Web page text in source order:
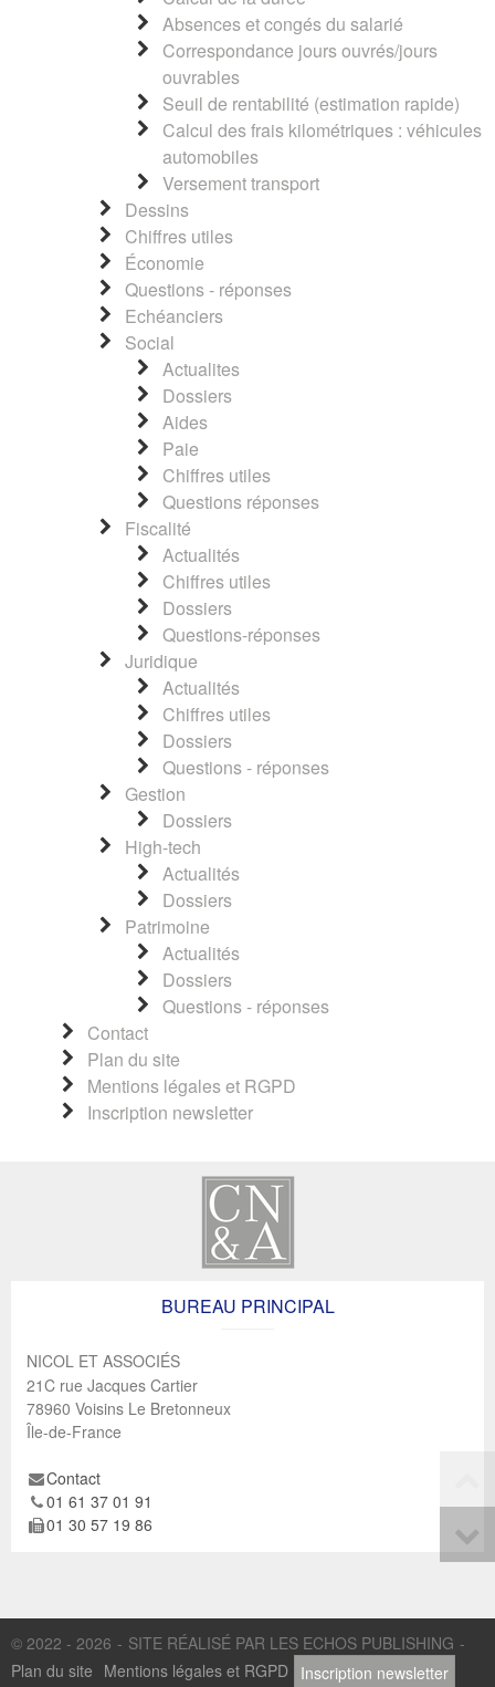
Absences et congés du salarié
Correspondance jours ouvrés/jours
ouvrables
Seuil de rentabilité (estimation rapide)
Calcul des frais kilométriques : véhicules
automobiles
Versement transport
Dessins
Chiffres utiles
Économie
Questions - réponses
Echéanciers
Social
Actualites
Dossiers
Aides
Paie
Chiffres utiles
Questions réponses
Fiscalité
Actualités
Chiffres utiles
Dossiers
Questions-réponses
Juridique
Actualités
Chiffres utiles
Dossiers
Questions - réponses
Gestion
Dossiers
High-tech
Actualités
Dossiers
Patrimoine
Actualités
Dossiers
Questions - réponses
Contact
Plan du site
Mentions légales et RGPD
Inscription newsletter
BUREAU PRINCIPAL
NICOL ET ASSOCIÉS
21C rue Jacques Cartier
78960 Voisins Le Bretonneux
Île-de-France
Contact
01 61 37 01 91
01 30 57 19 86
© 2022 - 2026
SITE RÉALISÉ PAR LES ECHOS PUBLISHING
Plan du site Mentions légales et RGPD Inscription newsletter